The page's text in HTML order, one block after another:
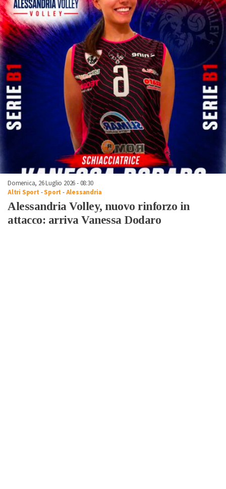
Domenica, 26 Luglio 2026 - 08:30
Altri Sport -Sport -Alessandria
Alessandria Volley, nuovo rinforzo in
attacco: arriva Vanessa Dodaro